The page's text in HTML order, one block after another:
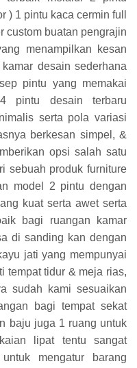
) 1 pintu kaca cermin full
custom buatan pengrajin
menampilkan kesan
desain sederhana
pintu yang memakai
pintu desain terbaru
serta pola variasi
berkesan simpel, &
opsi salah satu
sebuah produk furniture
model 2 pintu dengan
kuat serta awet serta
bagi ruangan kamar
di sanding kan dengan
jati yang mempunyai
tempat tidur & meja rias,
sudah kami sesuaikan
bagi tempat sekat
baju juga 1 ruang untuk
lipat tentu sangat
mengatur barang